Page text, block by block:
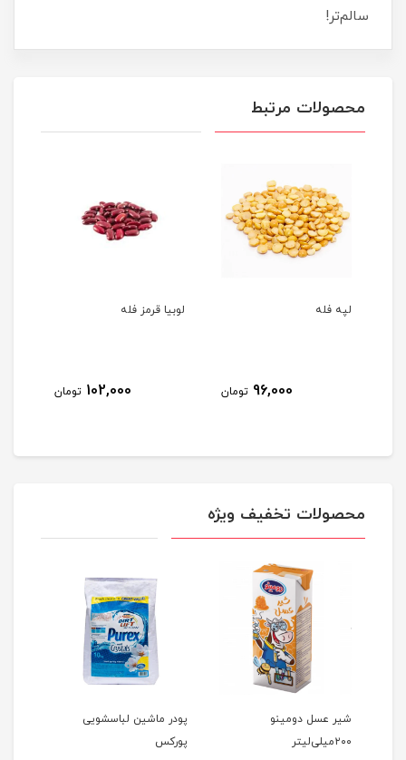
سالم‌تر!
محصولات مرتبط
لپه فله
96,000 تومان
لوبیا قرمز فله
102,000 تومان
محصولات تخفیف ویژه
شیر عسل دومینو
۲۰۰میلی‌لیتر
پودر ماشین لباسشویی
پورکس